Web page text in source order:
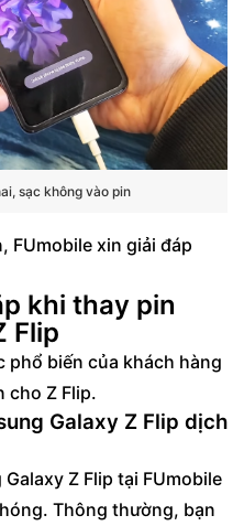
sạc không vào pin
FUmobile xin giải đáp
khi thay pin
Flip
phổ biến của khách hàng
cho Z Flip.
Galaxy Z Flip dịch
Z Flip tại FUmobile
Thông thường, bạn